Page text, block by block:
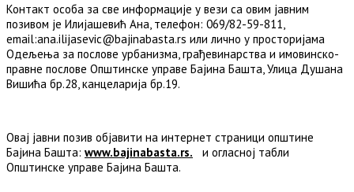
Контакт особа за све информације у вези са овим јавним
позивом је Илијашевић Ана, телефон: 069/82-59-811,
email:ana.ilijasevic@bajinabasta.rs или лично у просторијама
Одељења за послове урбанизма, грађевинарства и имовинско-
правне послове Општинске управе Бајина Башта, Улица Душана
Вишића бр.28, канцеларија бр.19.
Овај јавни позив објавити на интернет страници општине
Бајина Башта: www.bajinabasta.rs. и огласној табли
Општинске управе Бајина Башта.